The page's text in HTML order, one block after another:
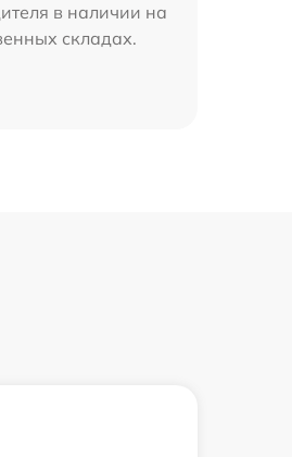
в наличии на
складах.